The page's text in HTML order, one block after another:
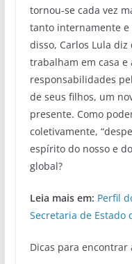
tornou-se cada vez
tanto internamente e
disso, Carlos Lula
trabalham em casa e
responsabilidades
de seus filhos, um
presente. Como
coletivamente,
espírito do nosso e
global?
Leia mais em: Perfil
Secretaria de Estado
Dicas para encontrar